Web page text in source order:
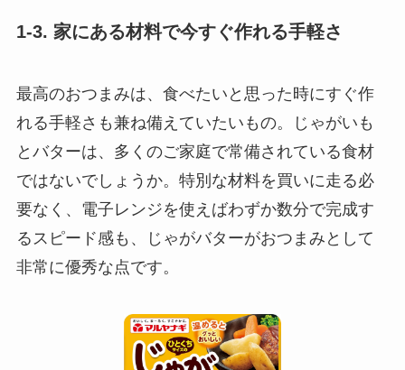
1-3. 家にある材料で今すぐ作れる手軽さ
最高のおつまみは、食べたいと思った時にすぐ作
れる手軽さも兼ね備えていたいもの。じゃがいも
とバターは、多くのご家庭で常備されている食材
ではないでしょうか。特別な材料を買いに走る必
要なく、電子レンジを使えばわずか数分で完成す
るスピード感も、じゃがバターがおつまみとして
非常に優秀な点です。